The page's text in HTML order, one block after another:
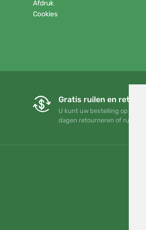
Afdruk
Cookies
Gratis ruilen en
U kunt uw bestelling op elk
dagen retourneren of ruilen